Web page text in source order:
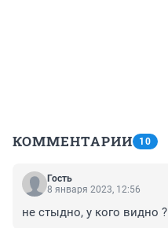
КОММЕНТАРИИ 10
Гость
8 января 2023, 12:56
не стыдно, у кого видно ?